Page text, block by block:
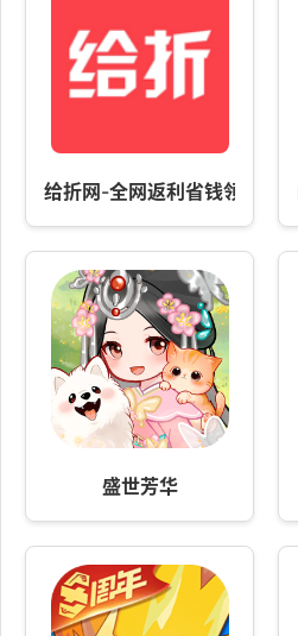
给折网-全网返利省钱领优惠
盛世芳华